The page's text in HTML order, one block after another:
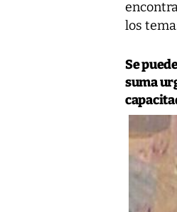
los
Se
suma